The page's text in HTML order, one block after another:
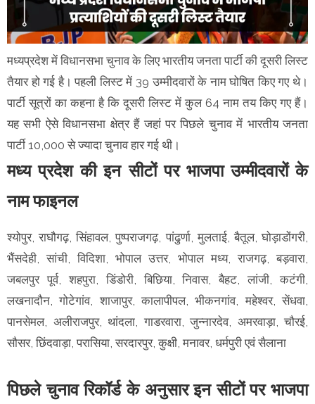
मध्यप्रदेश में विधानसभा चुनाव के लिए भारतीय जनता पार्टी की दूसरी लिस्ट
तैयार हो गई है। पहली लिस्ट में 39 उम्मीदवारों के नाम घोषित किए गए थे।
पार्टी सूत्रों का कहना है कि दूसरी लिस्ट में कुल 64 नाम तय किए गए हैं।
यह सभी ऐसे विधानसभा क्षेत्र हैं जहां पर पिछले चुनाव में भारतीय जनता
पार्टी 10,000 से ज्यादा चुनाव हार गई थी।
मध्य प्रदेश की इन सीटों पर भाजपा उम्मीदवारों के
नाम फाइनल
श्योपुर, राघौगढ़, सिंहावल, पुष्पराजगढ़, पांढुर्णा, मुलताई, बैतूल, घोड़ाडोंगरी,
भैंसदेही, सांची, विदिशा, भोपाल उत्तर, भोपाल मध्य, राजगढ़, बड़वारा,
जबलपुर पूर्व, शहपुरा, डिंडोरी, बिछिया, निवास, बैहट, लांजी, कटंगी,
लखनादौन, गोटेगांव, शाजापुर, कालापीपल, भीकनगांव, महेश्वर, सेंधवा,
पानसेमल, अलीराजपुर, थांदला, गाडरवारा, जुन्नारदेव, अमरवाड़ा, चौरई,
सौसर, छिंदवाड़ा, परासिया, सरदारपुर, कुक्षी, मनावर, धर्मपुरी एवं सैलाना
पिछले चुनाव रिकॉर्ड के अनुसार इन सीटों पर भाजपा